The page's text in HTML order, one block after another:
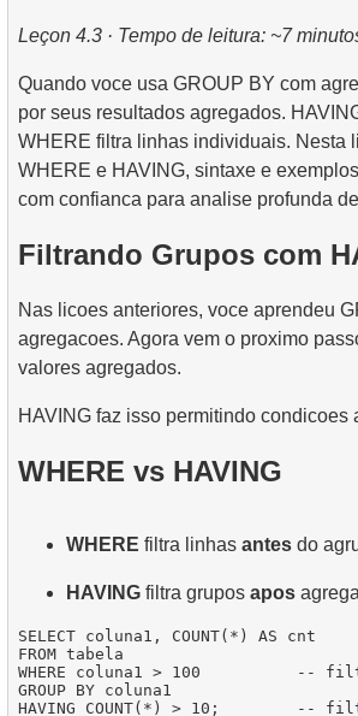
8.Cenários e Técnicas Práticas de
9.Algoritmos de Junção
10.Operações sobre conjuntos de
4.Como os Índices B-tree
Encontrar a Ocupação de Voo
Mapa de Assentos da Aeronave
Leçon 4.3 · Tempo de leitura: ~7
Quando voce usa GROUP BY com
por seus resultados agregados.
WHERE filtra linhas individuais. Nesta
WHERE e HAVING, sintaxe e
com confianca para analise profunda
Filtrando Grupos com
Nas licoes anteriores, voce aprendeu
agregacoes. Agora vem o proximo
valores agregados.
HAVING faz isso permitindo condicoes
WHERE vs HAVING
WHERE filtra linhas antes do
HAVING filtra grupos apos
SELECT coluna1, COUNT(*) AS cnt
FROM tabela
WHERE coluna1 > 100          --
GROUP BY coluna1